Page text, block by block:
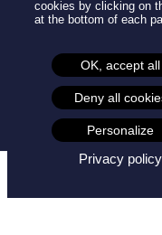
Mentions légales -
cookies by clicking on
at the bottom of each
OK, accept all
Deny all
Personalize
Privacy policy